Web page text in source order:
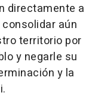
directamente a
aún
territorio por
y negarle su
y la